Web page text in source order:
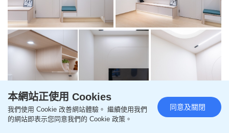
全屋設計以「溫柔」為主軸，選用奶油色、米白色及
淺木色作基調，再配搭木紋磚及簡潔飾面，取代舊式
公屋常見的生硬線條與沉重配色。
本網站正使用 Cookies
我們使用 Cookie 改善網站體驗。 繼續使用我們
的網站即表示您同意我們的 Cookie 政策。
同意及關閉